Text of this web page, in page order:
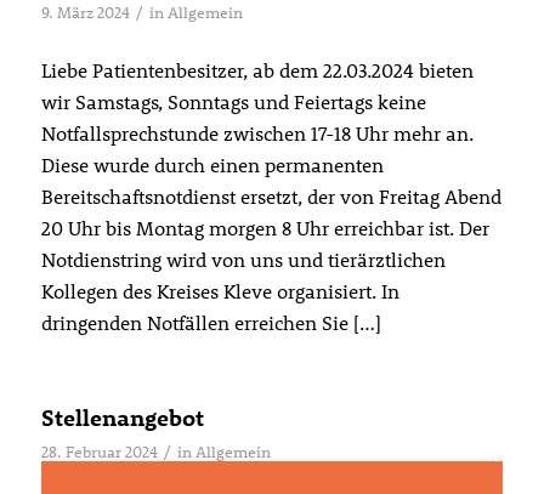
9. März 2024 / inAllgemein
Liebe Patientenbesitzer, ab dem 22.03.2024 bieten
wir Samstags, Sonntags und Feiertags keine
Notfallsprechstunde zwischen 17-18 Uhr mehr an.
Diese wurde durch einen permanenten
Bereitschaftsnotdienst ersetzt, der von Freitag Abend
20 Uhr bis Montag morgen 8 Uhr erreichbar ist. Der
Notdienstring wird von uns und tierärztlichen
Kollegen des Kreises Kleve organisiert. In
dringenden Notfällen erreichen Sie […]
Stellenangebot
28. Februar 2024 / inAllgemein